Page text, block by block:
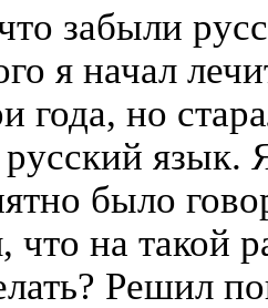
забыли
я начал
года, но
язык.
было
что на такой
Решил